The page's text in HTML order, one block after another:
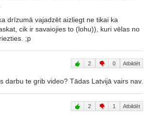
drīzumā vajadzēt aizliegt ne tikai ka
cik ir savaiojies to (lohu)), kuri vēlas no
;p
2 0 Atbildēt
darbu te grib video? Tādas Latvijā vairs nav.
2 1 Atbildēt